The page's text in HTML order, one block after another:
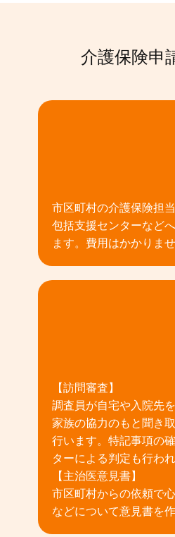
介護保険申
市区町村の介護保険担
包括支援センターなど
ます。費用はかかりませ
【訪問審査】
調査員が自宅や入院先
家族の協力のもと聞き
行います。特記事項の
ターによる判定も行われ
【主治医意見書】
市区町村からの依頼で
などについて意見書を作